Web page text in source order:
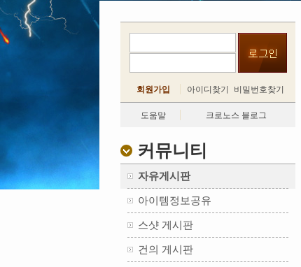
회원가입 아이디찾기 비밀번호찾기
도움말 크로노스 블로그
커뮤니티
자유게시판
아이템정보공유
스샷 게시판
건의 게시판